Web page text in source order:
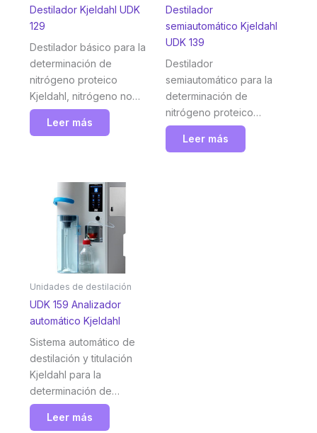
Destilador Kjeldahl UDK
129
Destilador básico para la
determinación de
nitrógeno proteico
Kjeldahl, nitrógeno no
proteico (NPN), ácidos
volátiles y otros analitos.
Leer más
Destilador
semiautomático Kjeldahl
UDK 139
Destilador
semiautomático para la
determinación de
nitrógeno proteico
Kjeldahl, nitrógeno no
proteico (NPN), ácidos
Leer más
Unidades de destilación
UDK 159 Analizador
automático Kjeldahl
Sistema automático de
destilación y titulación
Kjeldahl para la
determinación de
nitrógeno proteico,
nitrógeno no proteico
Leer más